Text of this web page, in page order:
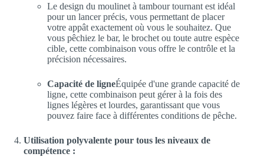
Le design du moulinet à tambour tournant est idéal
pour un lancer précis, vous permettant de placer
votre appât exactement où vous le souhaitez. Que
vous pêchiez le bar, le brochet ou toute autre espèce
cible, cette combinaison vous offre le contrôle et la
précision nécessaires.
Capacité de ligneÉquipée d'une grande capacité de
ligne, cette combinaison peut gérer à la fois des
lignes légères et lourdes, garantissant que vous
pouvez faire face à différentes conditions de pêche.
Utilisation polyvalente pour tous les niveaux de
compétence :